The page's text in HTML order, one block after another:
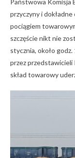
przyczyny i
pociągiem
szczęście nikt nie
stycznia, około
przez przedstawicieli
skład towarowy